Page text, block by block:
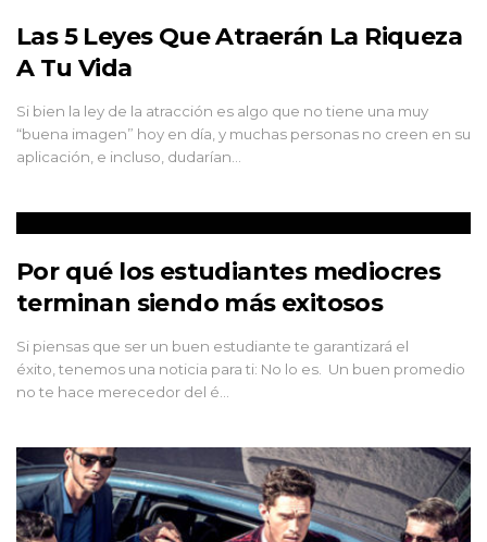
Las 5 Leyes Que Atraerán La Riqueza
A Tu Vida
Si bien la ley de la atracción es algo que no tiene una muy
“buena imagen” hoy en día, y muchas personas no creen en su
aplicación, e incluso, dudarían…
Por qué los estudiantes mediocres
terminan siendo más exitosos
Si piensas que ser un buen estudiante te garantizará el
éxito, tenemos una noticia para ti: No lo es. Un buen promedio
no te hace merecedor del é…